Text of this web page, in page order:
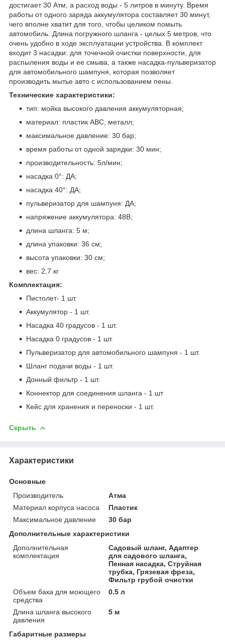
достигает 30 Атм, а расход воды - 5 литров в минуту. Время
работы от одного заряда аккумулятора составляет 30 минут,
чего вполне хватит для того, чтобы целиком помыть
автомобиль. Длина погружного шланга - целых 5 метров, что
очень удобно в ходе эксплуатации устройства. В комплект
входит 3 насадки: для точечной очистки поверхности, для
распыления воды и ее смыва, а также насадка-пульверизатор
для автомобильного шампуня, которая позволяет
производить мытье авто с использованием пены.
Технические характеристики:
тип: мойка высокого давления аккумуляторная;
материал: пластик ABC, металл;
максимальное давление: 30 бар;
время работы от одной зарядки: 30 мин;
производительность: 5л/мин;
насадка 0°: ДА;
насадка 40°: ДА;
пульверизатор для шампуня: ДА;
напряжение аккумулятора: 48В;
длина шланга: 5 м;
длина упаковки: 36 см;
высота упаковки: 30 см;
вес: 2,7 кг
Комплектация:
Пистолет- 1 шт.
Аккумулятор - 1 шт.
Насадка 40 градусов - 1 шт.
Насадка 0 градусов - 1 шт.
Пульверизатор для автомобильного шампуня - 1 шт.
Шланг подачи воды - 1 шт.
Донный фильтр - 1 шт.
Коннектор для соединения шланга - 1 шт
Кейс для хранения и переноски - 1 шт.
Скрыть
Характеристики
Основные
Производитель
Атма
Материал корпуса насоса
Пластик
Максимальное давление
30 бар
Дополнительные характеристики
Дополнительная
комплектация
Садовый шланг, Адаптер
для садового шланга,
Пенная насадка, Струйная
трубка, Грязевая фреза,
Фильтр грубой очистки
Объем бака для моющего
средства
0.5 л
Длина шланга высокого
давления
5 м
Габаритные размеры